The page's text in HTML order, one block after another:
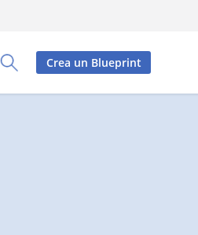
Toggle Search Panel
Crea un Blueprint